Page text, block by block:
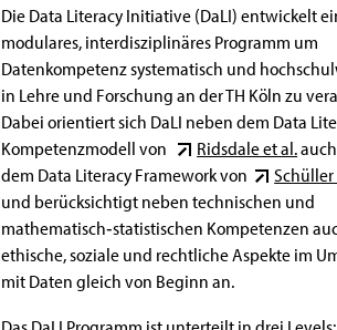
Die Data Literacy Initiative (DaLI) entwickelt
modulares, interdisziplinäres Programm um
Datenkompetenz systematisch und
in Lehre und Forschung an der TH Köln zu
Dabei orientiert sich DaLI neben dem Data
Kompetenzmodell von
Ridsdale et al.
dem Data Literacy Framework von
und berücksichtigt neben technischen und
mathematisch‐statistischen Kompetenzen
ethische, soziale und rechtliche Aspekte im
mit Daten gleich von Beginn an.